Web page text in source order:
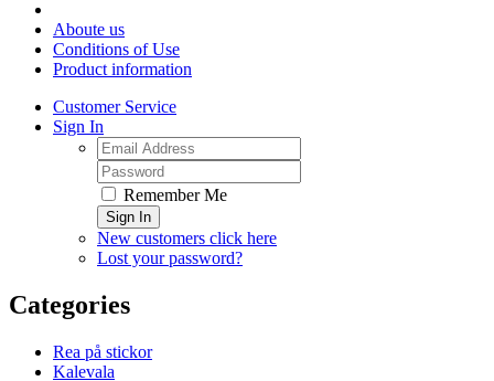
Aboute us
Conditions of Use
Product information
Customer Service
Sign In
Remember Me
Sign In
New customers click here
Lost your password?
Categories
Rea på stickor
Kalevala